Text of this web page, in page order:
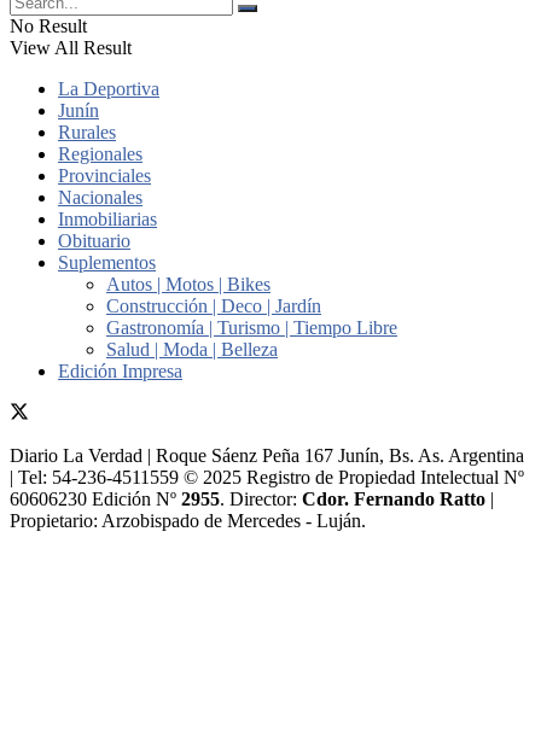
No Result
View All Result
La Deportiva
Junín
Rurales
Regionales
Provinciales
Nacionales
Inmobiliarias
Obituario
Suplementos
Autos | Motos | Bikes
Construcción | Deco | Jardín
Gastronomía | Turismo | Tiempo Libre
Salud | Moda | Belleza
Edición Impresa
Diario La Verdad | Roque Sáenz Peña 167 Junín, Bs. As. Argentina
| Tel: 54-236-4511559 © 2025 Registro de Propiedad Intelectual Nº
60606230 Edición Nº 2955. Director:​ Cdor. Fernando Ratto |
Propietario:​ Arzobispado de Mercedes - Luján.